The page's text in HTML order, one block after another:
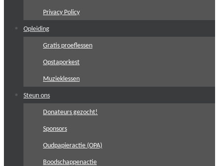
Privacy Policy
Opleiding
Gratis proeflessen
Opstaporkest
Muzieklessen
Steun ons
Donateurs gezocht!
Sponsors
Oudpapieractie (OPA)
Boodschappenactie